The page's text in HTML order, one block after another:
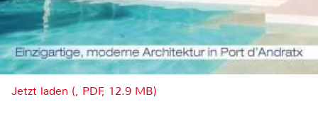
Jetzt laden (, PDF, 12.9 MB)